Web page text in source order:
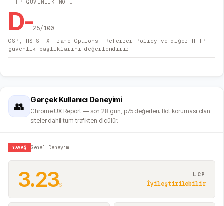
HTTP GÜVENLIK NOTU
D-25/100
CSP, HSTS, X-Frame-Options, Referrer Policy ve diğer HTTP
güvenlik başlıklarını değerlendirir.
👥
Gerçek Kullanıcı Deneyimi
Chrome UX Report — son 28 gün, p75 değerleri. Bot koruması olan
siteler dahil tüm trafikten ölçülür.
YAVAŞ Genel Deneyim
3.23s
LCP
İyileştirilebilir